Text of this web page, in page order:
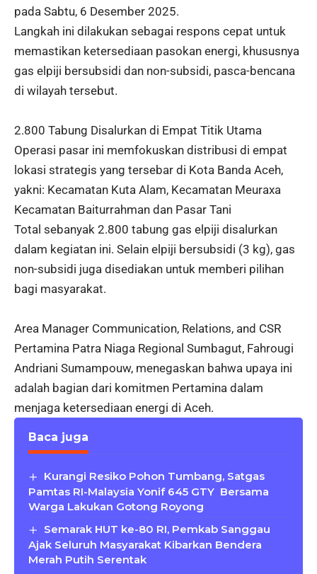
pada Sabtu, 6 Desember 2025.
Langkah ini dilakukan sebagai respons cepat untuk
memastikan ketersediaan pasokan energi, khususnya
gas elpiji bersubsidi dan non-subsidi, pasca-bencana
di wilayah tersebut.
2.800 Tabung Disalurkan di Empat Titik Utama
Operasi pasar ini memfokuskan distribusi di empat
lokasi strategis yang tersebar di Kota Banda Aceh,
yakni: Kecamatan Kuta Alam, Kecamatan Meuraxa
Kecamatan Baiturrahman dan Pasar Tani
Total sebanyak 2.800 tabung gas elpiji disalurkan
dalam kegiatan ini. Selain elpiji bersubsidi (3 kg), gas
non-subsidi juga disediakan untuk memberi pilihan
bagi masyarakat.
Area Manager Communication, Relations, and CSR
Pertamina Patra Niaga Regional Sumbagut, Fahrougi
Andriani Sumampouw, menegaskan bahwa upaya ini
adalah bagian dari komitmen Pertamina dalam
menjaga ketersediaan energi di Aceh.
Baca juga
Kurangi Resiko Pohon Tumbang, Satgas
Pamtas RI-Malaysia Yonif 645 GTY Bersama
Warga Lakukan Gotong Royong
Semarak HUT ke-80 RI, Pemkab Sanggau
Ajak Seluruh Masyarakat Kibarkan Bendera
Merah Putih Serentak